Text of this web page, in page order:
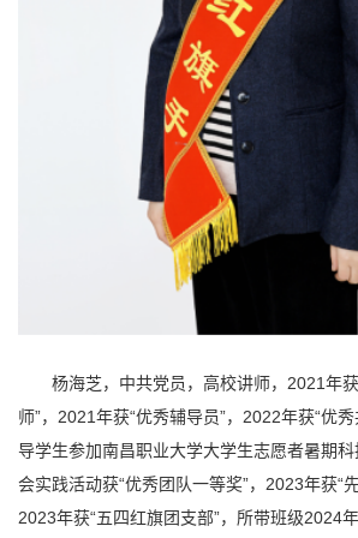
杨海芝，中共党员，高校讲师，2021年获
师”，2021年获“优秀辅导员”，2022年获“优
导学生参加南昌职业大学大学生志愿者暑期科
会实践活动获“优秀团队一等奖”，2023年获“
2023年获“五四红旗团支部”，所带班级2024年